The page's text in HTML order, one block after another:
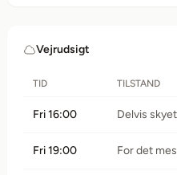
Vejrudsigt
TID TILSTAND
Fri 16:00 Delvis skyet
Fri 19:00 For det